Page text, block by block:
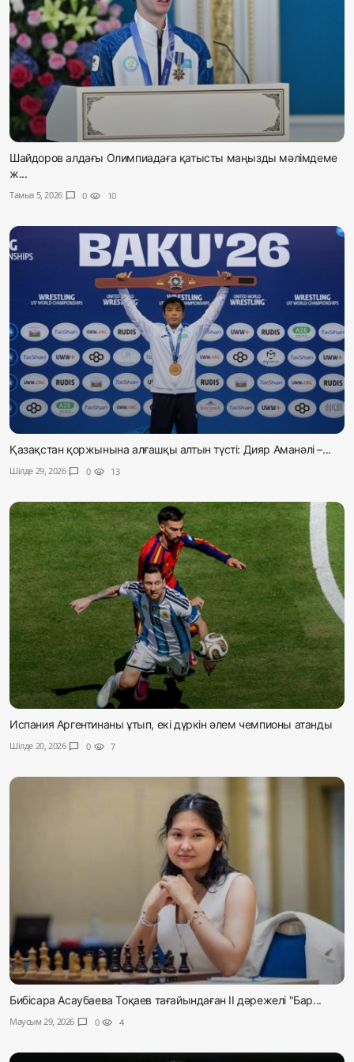
Шайдоров алдағы Олимпиадаға қатысты маңызды мәлімдеме
ж...
Тамыз 5, 2026 chat_bubble 0 visibility 10
Қазақстан қоржынына алғашқы алтын түсті: Дияр Аманәлі –...
Шілде 29, 2026 chat_bubble 0 visibility 13
Испания Аргентинаны ұтып, екі дүркін әлем чемпионы атанды
Шілде 20, 2026 chat_bubble 0 visibility 7
Бибісара Асаубаева Тоқаев тағайындаған ІІ дәрежелі "Бар...
Маусым 29, 2026 chat_bubble 0 visibility 4